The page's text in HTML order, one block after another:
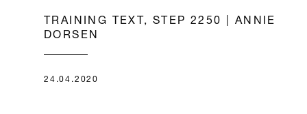
TRAINING TEXT, STEP 2250 | ANNIE
DORSEN
24.04.2020